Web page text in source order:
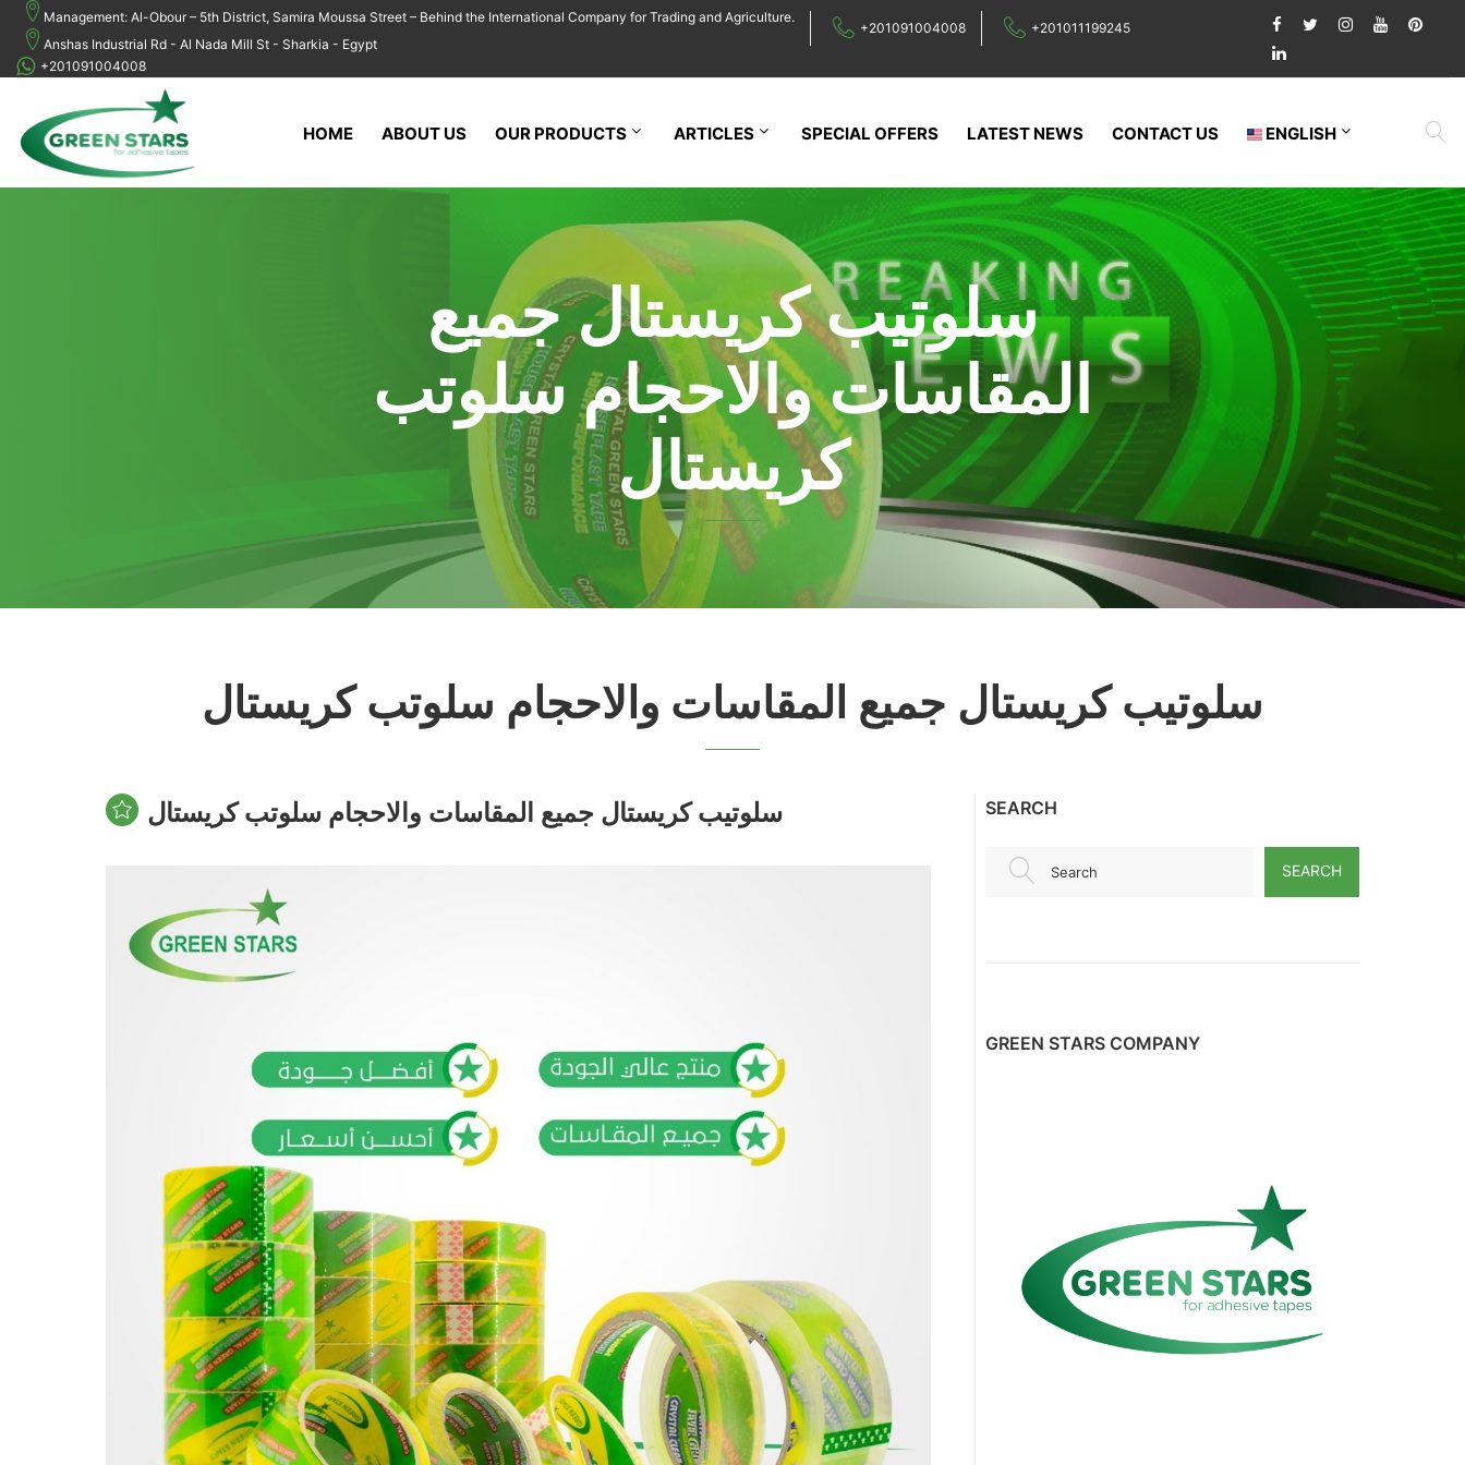
Management: Al-Obour – 5th District, Samira Moussa Street – Behind the International Company for Trading and Agriculture.
Anshas Industrial Rd - Al Nada Mill St - Sharkia - Egypt
+201091004008 +201011199245
+201091004008
HOME ABOUT US OUR PRODUCTS ARTICLES SPECIAL OFFERS LATEST NEWS CONTACT US ENGLISH
سلوتيب كريستال جميع
المقاسات والاحجام سلوتب
كريستال
سلوتيب كريستال جميع المقاسات والاحجام سلوتب كريستال
سلوتيب كريستال جميع المقاسات والاحجام سلوتب كريستال SEARCH
Search SEARCH
GREEN STARS COMPANY